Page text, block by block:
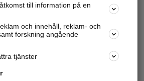
till information på en
och innehåll, reklam- och
forskning angående
tjänster